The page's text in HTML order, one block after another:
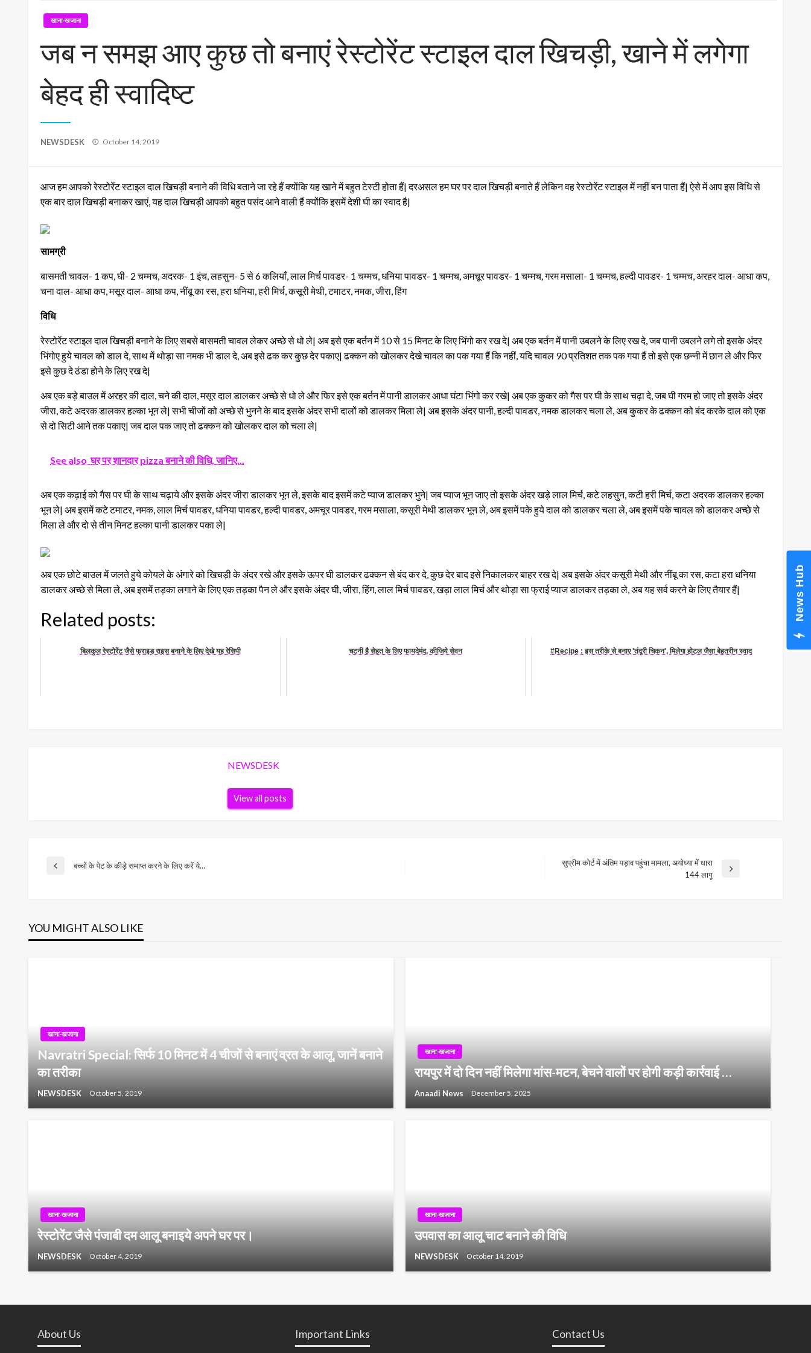
खाना-खजाना
जब न समझ आए कुछ तो बनाएं रेस्टोरेंट स्टाइल दाल खिचड़ी, खाने में लगेगा
बेहद ही स्वादिष्ट
NEWSDESK
Posted
October 14, 2019
आज हम आपको रेस्टोरेंट स्टाइल दाल खिचड़ी बनाने की विधि बताने जा रहे हैं क्योंकि यह खाने में बहुत टेस्टी होता हैं| दरअसल हम घर पर दाल खिचड़ी बनाते हैं लेकिन वह रेस्टोरेंट स्टाइल में नहीं बन पाता हैं| ऐसे में आप इस विधि से
एक बार दाल खिचड़ी बनाकर खाएं, यह दाल खिचड़ी आपको बहुत पसंद आने वाली हैं क्योंकि इसमें देशी घी का स्वाद है|
सामग्री
बासमती चावल- 1 कप, घी- 2 चम्मच, अदरक- 1 इंच, लहसुन- 5 से 6 कलियाँ, लाल मिर्च पावडर- 1 चम्मच, धनिया पावडर- 1 चम्मच, अमचूर पावडर- 1 चम्मच, गरम मसाला- 1 चम्मच, हल्दी पावडर- 1 चम्मच, अरहर दाल- आधा कप,
चना दाल- आधा कप, मसूर दाल- आधा कप, नींबू का रस, हरा धनिया, हरी मिर्च, कसूरी मेथी, टमाटर, नमक, जीरा, हिंग
विधि
रेस्टोरेंट स्टाइल दाल खिचड़ी बनाने के लिए सबसे बासमती चावल लेकर अच्छे से धो ले| अब इसे एक बर्तन में 10 से 15 मिनट के लिए भिंगो कर रख दे| अब एक बर्तन में पानी उबलने के लिए रख दे, जब पानी उबलने लगे तो इसके अंदर
भिंगोए हुये चावल को डाल दे, साथ में थोड़ा सा नमक भी डाल दे, अब इसे ढक कर कुछ देर पकाए| ढक्कन को खोलकर देखे चावल का पक गया हैं कि नहीं, यदि चावल 90 प्रतिशत तक पक गया हैं तो इसे एक छन्नी में छान ले और फिर
इसे कुछ दे ठंडा होने के लिए रख दे|
अब एक बड़े बाउल में अरहर की दाल, चने की दाल, मसूर दाल डालकर अच्छे से धो ले और फिर इसे एक बर्तन में पानी डालकर आधा घंटा भिंगो कर रखे| अब एक कुकर को गैस पर घी के साथ चढ़ा दे, जब घी गरम हो जाए तो इसके अंदर
जीरा, कटे अदरक डालकर हल्का भून ले| सभी चीजों को अच्छे से भुनने के बाद इसके अंदर सभी दालों को डालकर मिला ले| अब इसके अंदर पानी, हल्दी पावडर, नमक डालकर चला ले, अब कुकर के ढक्कन को बंद करके दाल को एक
से दो सिटी आने तक पकाए| जब दाल पक जाए तो ढक्कन को खोलकर दाल को चला ले|
See also घर पर शानदार pizza बनाने की विधि, जानिए...
अब एक कढ़ाई को गैस पर घी के साथ चढ़ाये और इसके अंदर जीरा डालकर भून ले, इसके बाद इसमें कटे प्याज डालकर भुने| जब प्याज भून जाए तो इसके अंदर खड़े लाल मिर्च, कटे लहसुन, कटी हरी मिर्च, कटा अदरक डालकर हल्का
भून ले| अब इसमें कटे टमाटर, नमक, लाल मिर्च पावडर, धनिया पावडर, हल्दी पावडर, अमचूर पावडर, गरम मसाला, कसूरी मेथी डालकर भून ले, अब इसमें पके हुये दाल को डालकर चला ले, अब इसमें पके चावल को डालकर अच्छे से
मिला ले और दो से तीन मिनट हल्का पानी डालकर पका ले|
अब एक छोटे बाउल में जलते हुये कोयले के अंगारे को खिचड़ी के अंदर रखे और इसके ऊपर घी डालकर ढक्कन से बंद कर दे, कुछ देर बाद इसे निकालकर बाहर रख दे| अब इसके अंदर कसूरी मेथी और नींबू का रस, कटा हरा धनिया
डालकर अच्छे से मिला ले, अब इसमें तड़का लगाने के लिए एक तड़का पैन ले और इसके अंदर घी, जीरा, हिंग, लाल मिर्च पावडर, खड़ा लाल मिर्च और थोड़ा सा फ्राई प्याज डालकर तड़का ले, अब यह सर्व करने के लिए तैयार हैं|
Related posts:
बिलकुल रेस्टोरेंट जैसे फ्राइड राइस बनाने के लिए देखे यह रेसिपी चटनी है सेहत के लिए फायदेमंद, कीजिये सेवन #Recipe : इस तरीके से बनाए 'तंदूरी चिकन', मिलेगा होटल जैसा बेहतरीन स्वाद
NEWSDESK
View all posts
Post
Previous
बच्चों के पेट के कीड़े समाप्त करने के लिए करें ये…
सुप्रीम कोर्ट में अंतिम पड़ाव पहुंचा मामला, अयोध्या में धारा
144 लागू
YOU MIGHT ALSO LIKE
खाना-खजाना
Navratri Special: सिर्फ 10 मिनट में 4 चीजों से बनाएं व्रत के आलू, जानें बनाने
का तरीका
NEWSDESK October 5, 2019
खाना-खजाना
रायपुर में दो दिन नहीं मिलेगा मांस-मटन, बेचने वालों पर होगी कड़ी कार्रवाई …
Anaadi News December 5, 2025
खाना-खजाना
रेस्टोरेंट जैसे पंजाबी दम आलू बनाइये अपने घर पर।
NEWSDESK October 4, 2019
खाना-खजाना
उपवास का आलू चाट बनाने की विधि
NEWSDESK October 14, 2019
About Us Important Links Contact Us
News Hub